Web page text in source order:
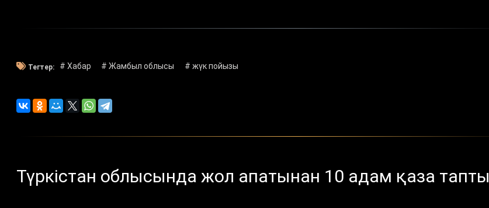
Тегтер: # Хабар # Жамбыл облысы # жүк пойызы
Түркістан облысында жол апатынан 10 адам қаза тапты